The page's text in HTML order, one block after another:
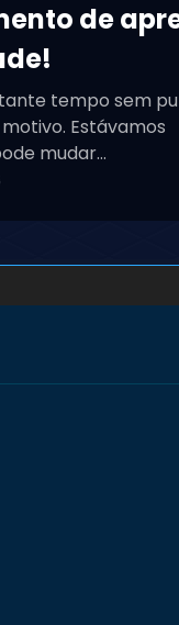
de
tempo sem
Estávamos
mudar...